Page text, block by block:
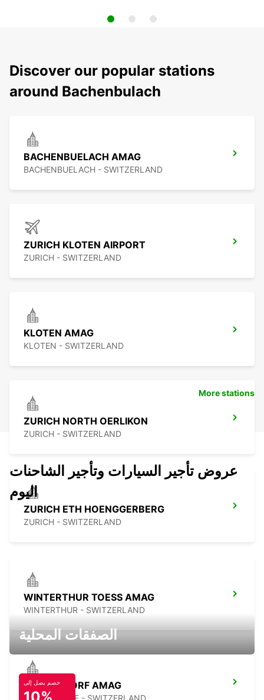
Discover our popular stations
around Bachenbulach
BACHENBUELACH AMAG
BACHENBUELACH - SWITZERLAND
ZURICH KLOTEN AIRPORT
ZURICH - SWITZERLAND
KLOTEN AMAG
KLOTEN - SWITZERLAND
ZURICH NORTH OERLIKON
ZURICH - SWITZERLAND
ZURICH ETH HOENGGERBERG
ZURICH - SWITZERLAND
WINTERTHUR TOESS AMAG
WINTERTHUR - SWITZERLAND
DUEBENDORF AMAG
More stations
عروض تأجير السيارات وتأجير الشاحنات
اليوم
الصفقات المحلية
خصم يصل إلى